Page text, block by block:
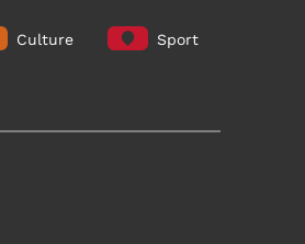
Culture Sport